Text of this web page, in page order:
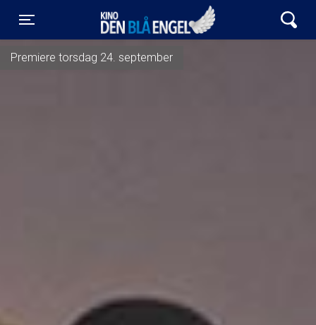
Toggle navigation
Kino Den Blå Engel
Premiere torsdag 24. september